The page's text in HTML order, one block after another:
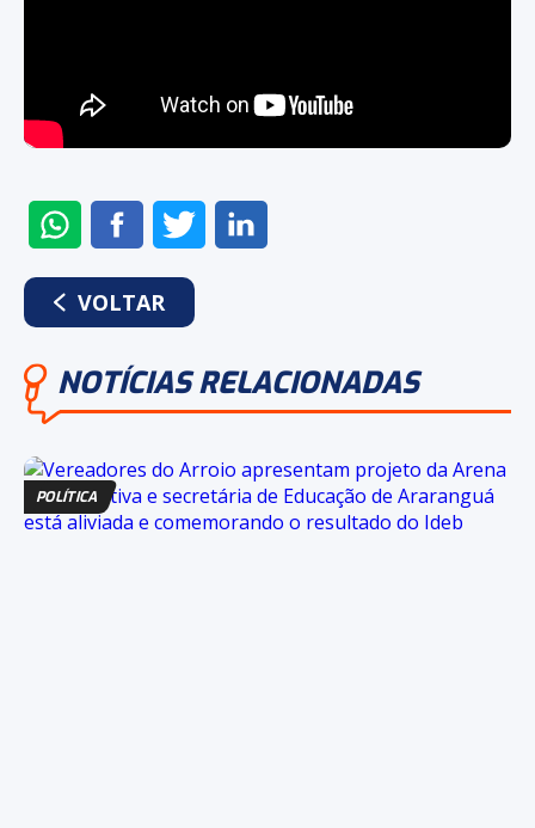
ENVIAR
NO
WHATSAPP
COMPARTILHAR
NO
FACEBOOK
COMPARTILHAR
NO
VOLTAR
NOTÍCIAS RELACIONADAS
POLÍTICA